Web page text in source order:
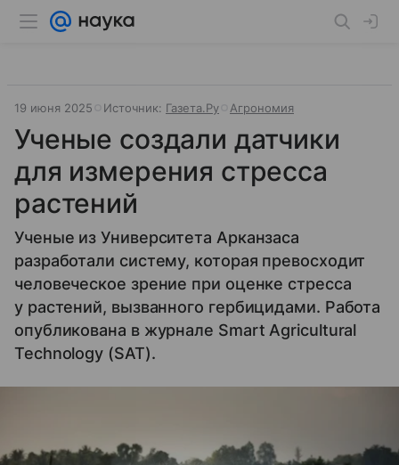
19 июня 2025 Источник: Газета.Ру Агрономия
Ученые создали датчики
для измерения стресса
растений
Ученые из Университета Арканзаса
разработали систему, которая превосходит
человеческое зрение при оценке стресса
у растений, вызванного гербицидами. Работа
опубликована в журнале Smart Agricultural
Technology (SAT).